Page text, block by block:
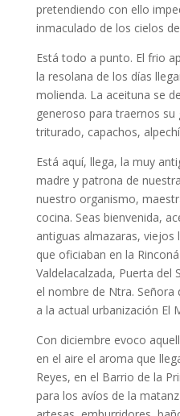
pretendiendo con ello
inmaculado de los cielos
Está todo a punto. El frio
la resolana de los días
molienda. La aceituna se
generoso para traernos su
triturado, capachos,
Está aquí, llega, la muy
madre y patrona de
nuestro organismo,
cocina. Seas bienvenida,
antiguas almazaras,
que oficiaban en la
Valdelacalzada, Puerta del
el nombre de Ntra.
a la actual urbanización El
Con diciembre evoco
en el aire el aroma que
Reyes, en el Barrio de la
para los avíos de la